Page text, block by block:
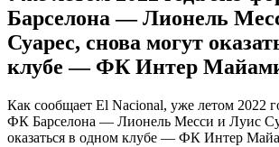
Барселона — Лионель
Суарес, снова могут
клубе — ФК Интер
Как сообщает El Nacional, уже летом 2022
ФК Барселона — Лионель Месси и Луис
оказаться в одном клубе — ФК Интер